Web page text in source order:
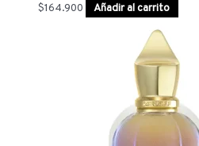
$164.900 Añadir al carrito